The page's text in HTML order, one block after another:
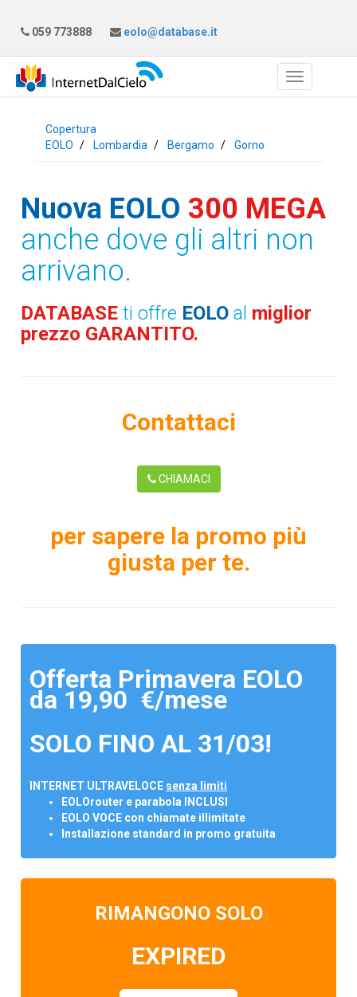
059 773888 eolo@database.it
Copertura
EOLO
Lombardia Bergamo Gorno
Nuova EOLO 300 MEGA
anche dove gli altri non
arrivano.
DATABASEti offre EOLO al miglior
prezzo GARANTITO.
Contattaci
CHIAMACI
per sapere la promo più
giusta per te.
Offerta Primavera EOLO
da 19,90 €/mese
SOLO FINO AL 31/03!
INTERNET ULTRAVELOCE senza limiti
EOLOrouter e parabola INCLUSI
EOLO VOCE con chiamate illimitate
Installazione standard in promo gratuita
RIMANGONO SOLO
EXPIRED